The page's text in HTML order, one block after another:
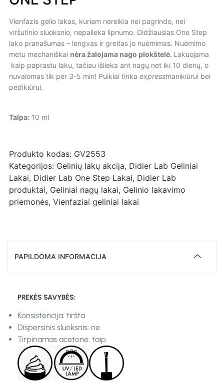
Vienfazis gelio lakas, kuriam nereikia nei pagrindo, nei
viršutinio sluoksnio, nepalieka lipnumo. Didžiausias One Step
lako pranašumas – lengvas ir greitas jo nuėmimas. Nuėmimo
metu mechaniškai nėra žalojama nago plokštelė. Lakuojama
kaip paprastu laku, tačiau išlieka ant nagų net iki 10 dienų, o
nuvalomas tik per 3-5 min! Puikiai tinka expressmanikiūrui bei
pedikiūrui.
Talpa: 10 ml
Produkto kodas: GV2553
Kategorijos: Gelinių lakų akcija, Didier Lab Geliniai
Lakai, Didier Lab One Step Lakai, Didier Lab
produktai, Geliniai nagų lakai, Gelinio lakavimo
priemonės, Vienfaziai geliniai lakai
PAPILDOMA INFORMACIJA
PREKĖS SAVYBĖS:
Konsistencija: tiršta
Dispersinis sluoksnis: ne
Tirpinamas acetone: taip